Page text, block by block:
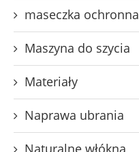
maseczka ochronna
Maszyna do szycia
Materiały
Naprawa ubrania
Naturalne włókna